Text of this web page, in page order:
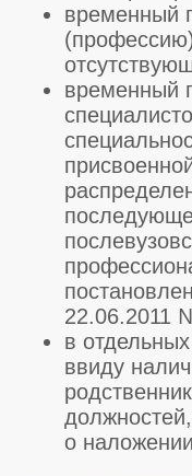
временный
временный
22.06.2011
в
ввиду
о